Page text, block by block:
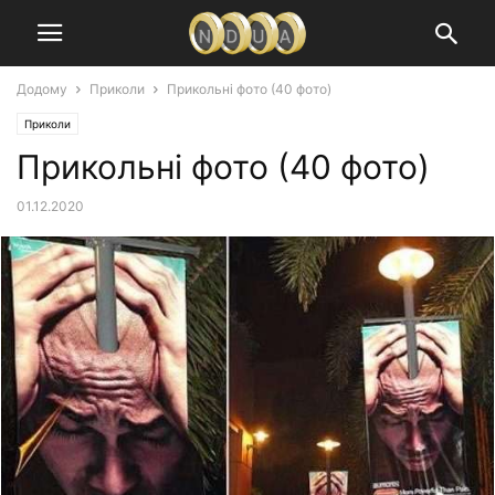
Додому Приколи Прикольні фото (40 фото)
Приколи
Прикольні фото (40 фото)
01.12.2020